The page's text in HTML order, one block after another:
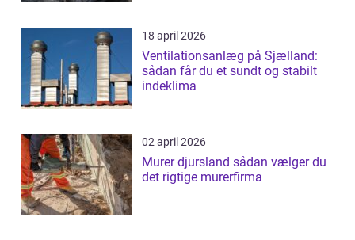
18 april 2026
Ventilationsanlæg på Sjælland:
sådan får du et sundt og stabilt
indeklima
02 april 2026
Murer djursland sådan vælger du
det rigtige murerfirma